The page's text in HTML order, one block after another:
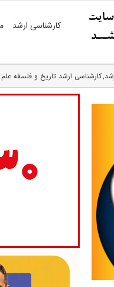
کارشناسی ارشد
کارشناسی ارشد تاریخ و فلسفه علم